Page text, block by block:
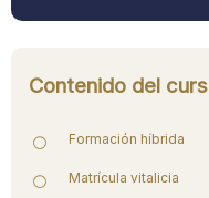
Contenido del
Formación híbrida
Matrícula vitalicia